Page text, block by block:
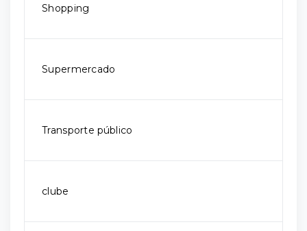
Shopping
Supermercado
Transporte público
clube